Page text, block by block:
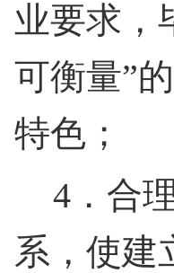
业要求，
可衡量”
特色；
4 ．合
系，使建